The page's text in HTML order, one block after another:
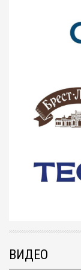
ВИДЕО